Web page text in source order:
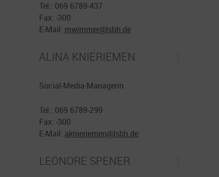
Tel.: 069 6789-437
Fax: -300
E-Mail: mwimmer@lsbh.de
ALINA KNIERIEMEN
Social-Media-Managerin
Tel.: 069 6789-299
Fax: -300
E-Mail: aknieriemen@lsbh.de
LEONORE SPENER